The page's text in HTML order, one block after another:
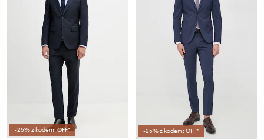
-25% z kodem: OFF* -25% z kodem: OFF*